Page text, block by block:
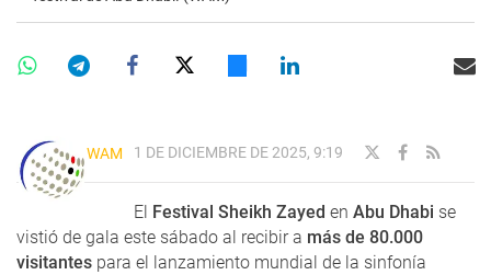
WAM 1 DE DICIEMBRE DE 2025, 9:19
El Festival Sheikh Zayed en Abu Dhabi se
vistió de gala este sábado al recibir a más de 80.000
visitantes para el lanzamiento mundial de la sinfonía